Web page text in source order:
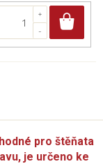
pro štěňata
je určeno ke